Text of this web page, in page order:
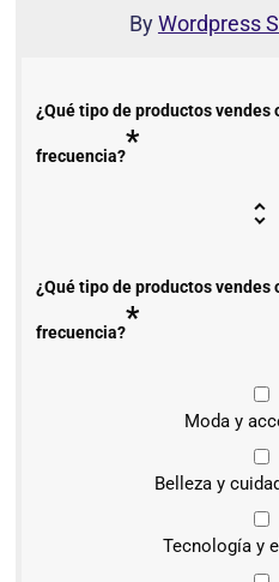
ByWordpress
¿Qué tipo de productos vendes
frecuencia?*
¿Qué tipo de productos vendes
frecuencia?*
Moda y
Belleza y
Tecnología y